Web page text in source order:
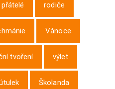
přátelé rodiče
Vánoce
tvoření výlet
Školanda